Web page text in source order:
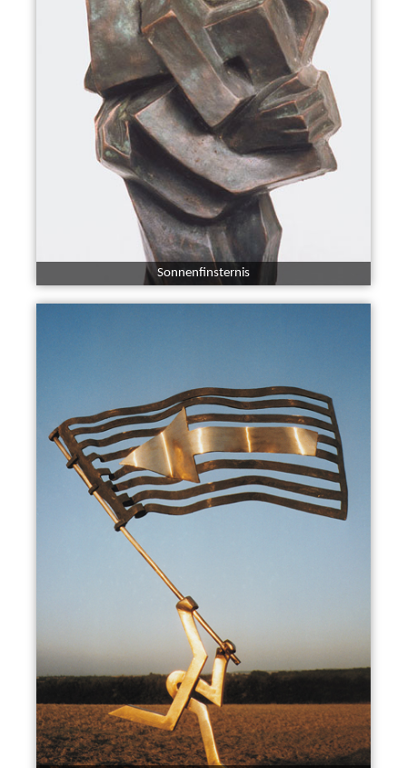
Sonnenfinsternis